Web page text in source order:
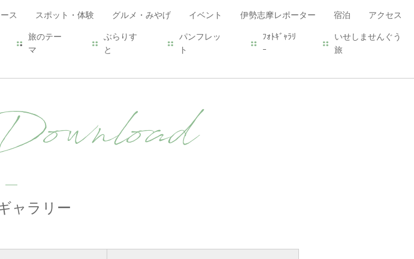
ス スポット・体験 グルメ・みやげ イベント 伊勢志摩レポーター 宿泊 アクセス
旅のテー
マ
ぶらりす
と
パンフレッ
ト
ﾌｫﾄｷﾞｬﾗﾘ
ｰ
いせしませんぐう
旅
ャラリー